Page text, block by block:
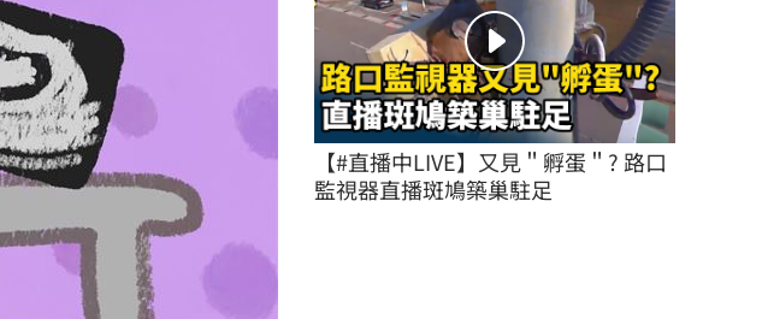
【#直播中LIVE】又見＂孵蛋＂? 路口
監視器直播斑鳩築巢駐足